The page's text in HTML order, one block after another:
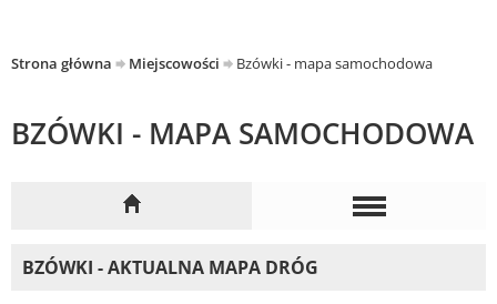
Strona główna Miejscowości Bzówki - mapa samochodowa
BZÓWKI - MAPA SAMOCHODOWA
BZÓWKI - AKTUALNA MAPA DRÓG